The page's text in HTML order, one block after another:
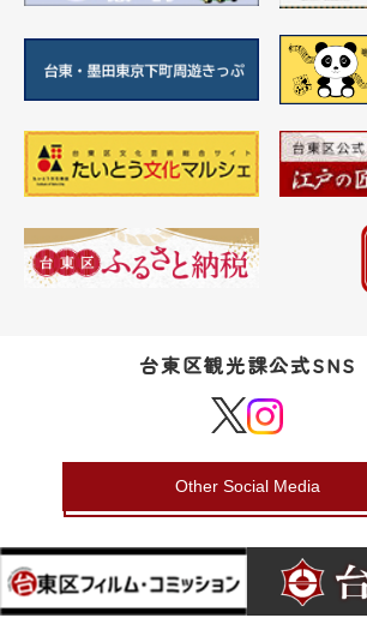
台東区観光課公式SNS
Other Social Media